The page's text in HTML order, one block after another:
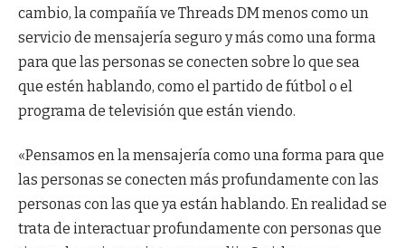
cambio, la compañía ve Threads DM menos como un
servicio de mensajería seguro y más como una forma
para que las personas se conecten sobre lo que sea
que estén hablando, como el partido de fútbol o el
programa de televisión que están viendo.
«Pensamos en la mensajería como una forma para que
las personas se conecten más profundamente con las
personas con las que ya están hablando. En realidad se
trata de interactuar profundamente con personas que